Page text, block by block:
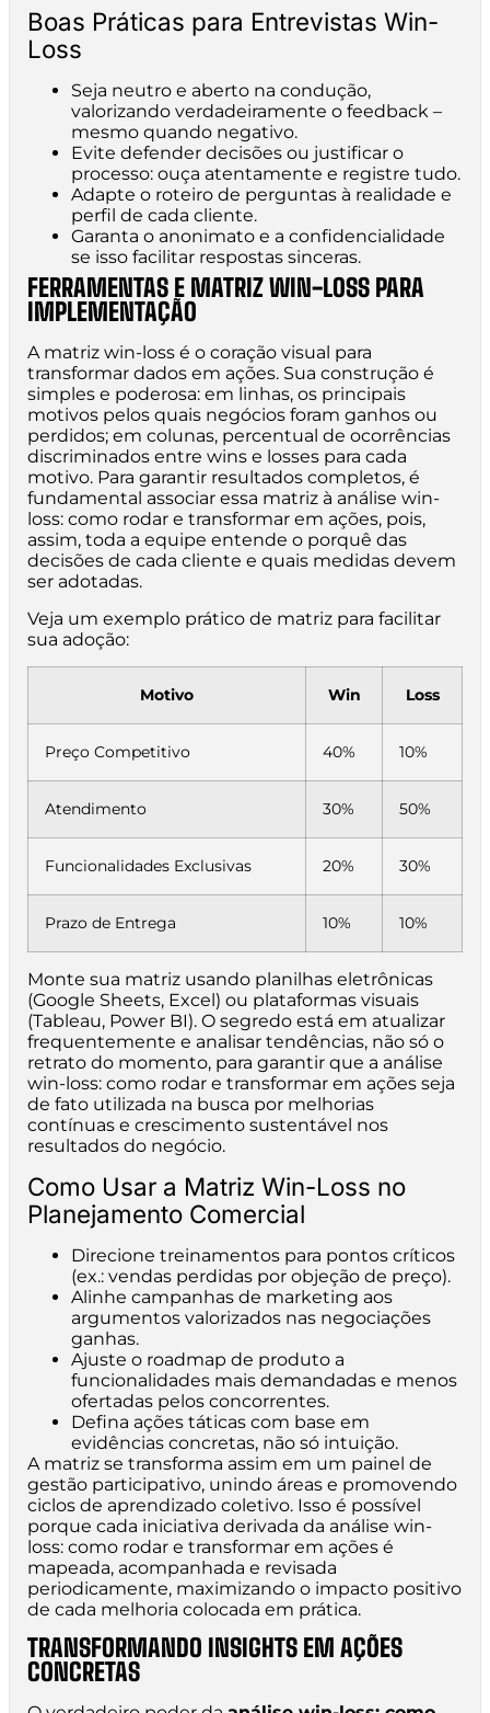
Boas Práticas para Entrevistas Win-
Loss
Seja neutro e aberto na condução,
valorizando verdadeiramente o feedback –
mesmo quando negativo.
Evite defender decisões ou justificar o
processo: ouça atentamente e registre tudo.
Adapte o roteiro de perguntas à realidade e
perfil de cada cliente.
Garanta o anonimato e a confidencialidade
se isso facilitar respostas sinceras.
FERRAMENTAS E MATRIZ WIN-LOSS PARA
IMPLEMENTAÇÃO
A matriz win-loss é o coração visual para
transformar dados em ações. Sua construção é
simples e poderosa: em linhas, os principais
motivos pelos quais negócios foram ganhos ou
perdidos; em colunas, percentual de ocorrências
discriminados entre wins e losses para cada
motivo. Para garantir resultados completos, é
fundamental associar essa matriz à análise win-
loss: como rodar e transformar em ações, pois,
assim, toda a equipe entende o porquê das
decisões de cada cliente e quais medidas devem
ser adotadas.
Veja um exemplo prático de matriz para facilitar
sua adoção:
Motivo Win Loss
Preço Competitivo 40% 10%
Atendimento 30% 50%
Funcionalidades Exclusivas 20% 30%
Prazo de Entrega 10% 10%
Monte sua matriz usando planilhas eletrônicas
(Google Sheets, Excel) ou plataformas visuais
(Tableau, Power BI). O segredo está em atualizar
frequentemente e analisar tendências, não só o
retrato do momento, para garantir que a análise
win-loss: como rodar e transformar em ações seja
de fato utilizada na busca por melhorias
contínuas e crescimento sustentável nos
resultados do negócio.
Como Usar a Matriz Win-Loss no
Planejamento Comercial
Direcione treinamentos para pontos críticos
(ex.: vendas perdidas por objeção de preço).
Alinhe campanhas de marketing aos
argumentos valorizados nas negociações
ganhas.
Ajuste o roadmap de produto a
funcionalidades mais demandadas e menos
ofertadas pelos concorrentes.
Defina ações táticas com base em
evidências concretas, não só intuição.
A matriz se transforma assim em um painel de
gestão participativo, unindo áreas e promovendo
ciclos de aprendizado coletivo. Isso é possível
porque cada iniciativa derivada da análise win-
loss: como rodar e transformar em ações é
mapeada, acompanhada e revisada
periodicamente, maximizando o impacto positivo
de cada melhoria colocada em prática.
TRANSFORMANDO INSIGHTS EM AÇÕES
CONCRETAS